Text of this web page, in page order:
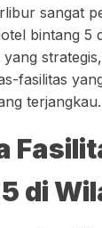
sangat
bintang 5
fasilitas
terjangkau.
di